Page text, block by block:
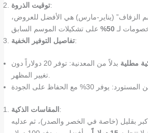
توقيت الذروة:
الزفاف” (يناير-مارس) هي الأفضل للعروض،
لـ50%
تفاصيل التوفير الخفية:
مطلية
بدلاً من المعدنية: توفر 20 دولاراً دون
تغيير المظهر.
المقاسات الذكية:
بقليل (خاصة في الخصر والصدر)، ثم عدليه